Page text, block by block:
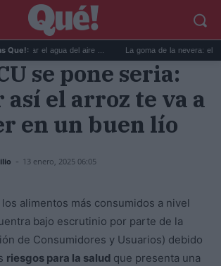
Que!:el agua del aire ... La goma de la nevera: el truco
se pone seria:
el arroz te va a
en un buen lío
- 13 enero, 2025 06:05
alimentos más consumidos a nivel
bajo escrutinio por parte de la
de Consumidores y Usuarios) debido
riesgos para la salud que presenta una